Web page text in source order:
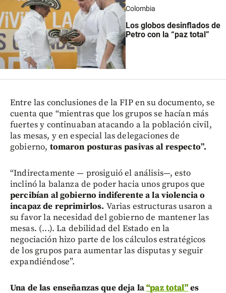
Colombia
Los globos desinflados de
Petro con la “paz total”
Entre las conclusiones de la FIP en su documento, se
cuenta que “mientras que los grupos se hacían más
fuertes y continuaban atacando a la población civil,
las mesas, y en especial las delegaciones de
gobierno, tomaron posturas pasivas al respecto”.
“Indirectamente — prosiguió el análisis—, esto
inclinó la balanza de poder hacia unos grupos que
percibían al gobierno indiferente a la violencia o
incapaz de reprimirlos. Varias estructuras usaron a
su favor la necesidad del gobierno de mantener las
mesas. (...). La debilidad del Estado en la
negociación hizo parte de los cálculos estratégicos
de los grupos para aumentar las disputas y seguir
expandiéndose”.
Una de las enseñanzas que deja la“paz total”es